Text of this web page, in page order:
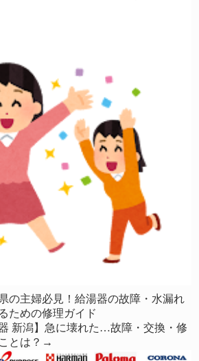
の主婦必見！給湯器の故障・水漏れ
ための修理ガイド
器 新潟】急に壊れた…故障・交換・修
とは？ →